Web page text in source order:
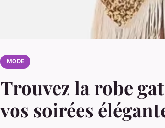
MODE
Trouvez la robe
vos soirées